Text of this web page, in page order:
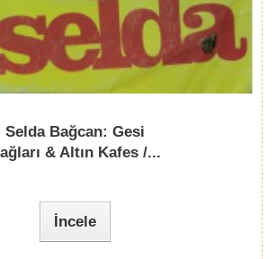
Selda Bağcan: Gesi
& Altın Kafes /...
İncele